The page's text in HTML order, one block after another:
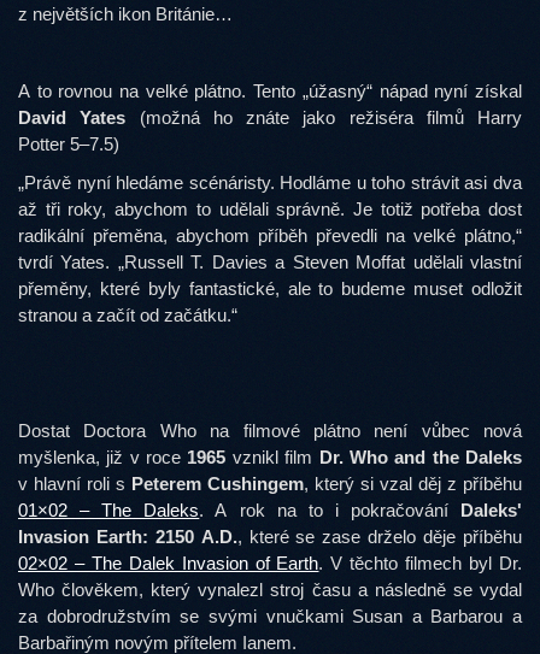
z největších ikon Británie…
A to rovnou na velké plátno. Tento „úžasný“ nápad nyní získal
David Yates (možná ho znáte jako režiséra filmů Harry
Potter 5–7.5)
„Právě nyní hledáme scénáristy. Hodláme u toho strávit asi dva
až tři roky, abychom to udělali správně. Je totiž potřeba dost
radikální přeměna, abychom příběh převedli na velké plátno,“
tvrdí Yates. „Russell T. Davies a Steven Moffat udělali vlastní
přeměny, které byly fantastické, ale to budeme muset odložit
stranou a začít od začátku.“
Dostat Doctora Who na filmové plátno není vůbec nová
myšlenka, již v roce 1965 vznikl film Dr. Who and the Daleks
v hlavní roli s Peterem Cushingem, který si vzal děj z příběhu
01×02 – The Daleks. A rok na to i pokračování Daleks'
Invasion Earth: 2150 A.D., které se zase drželo děje příběhu
02×02 – The Dalek Invasion of Earth. V těchto filmech byl Dr.
Who člověkem, který vynalezl stroj času a následně se vydal
za dobrodružstvím se svými vnučkami Susan a Barbarou a
Barbařiným novým přítelem Ianem.